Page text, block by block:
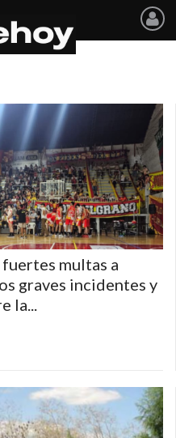
multas a
graves incidentes y
la...